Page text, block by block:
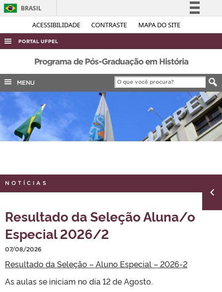
ACESSIBILIDADE CONTRASTE MAPA DO SITE
BRASIL
Simplifique!
Acesso à informação
Legislação
PORTAL UFPEL
ACESSO À INFORMAÇÃO
AUDITORIA
COBALTO
CONCURSOS
EDITAIS
INTERNACIONAL
PORTARIAS
TELEFONES
Programa de Pós-Graduação em História
MENU
NOTÍCIAS
Resultado da Seleção Aluna/o
Especial 2026/2
07/08/2026
Resultado da Seleção – Aluno Especial – 2026-2
As aulas se iniciam no dia 12 de Agosto.